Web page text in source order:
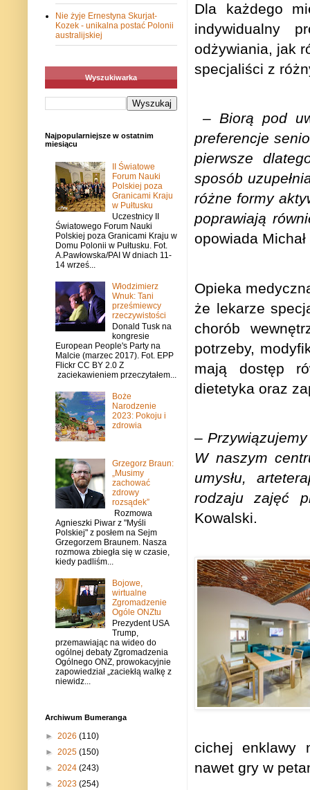
Dla każdego
indywidualny
odżywiania, jak
specjaliści z
– Biorą pod
preferencje
pierwsze
sposób
różne formy
poprawiają
opowiada
Opieka
że lekarze
chorób
potrzeby,
mają dostęp
dietetyka oraz
–
W naszym
umysłu,
rodzaju zajęć
Kowalski.
cichej enklawy
nawet gry w
Nie żyje Ernestyna Skurjat-
Kozek - unikalna postać Polonii
australijskiej
Wyszukiwarka
Najpopularniejsze w ostatnim
miesiącu
II Światowe
Forum Nauki
Polskiej poza
Granicami Kraju
w Pułtusku
Uczestnicy II
Światowego Forum Nauki
Polskiej poza Granicami Kraju w
Domu Polonii w Pułtusku. Fot.
A.Pawłowska/PAI W dniach 11-
14 wrześ...
Włodzimierz
Wnuk: Tani
prześmiewcy
rzeczywistości
Donald Tusk na
kongresie
European People's Party na
Malcie (marzec 2017). Fot. EPP
Flickr CC BY 2.0 Z
zaciekawieniem przeczytałem...
Boże
Narodzenie
2023: Pokoju i
zdrowia
Grzegorz Braun:
„Musimy
zachować
zdrowy
rozsądek”
Rozmowa
Agnieszki Piwar z "Myśli
Polskiej" z posłem na Sejm
Grzegorzem Braunem. Nasza
rozmowa zbiegła się w czasie,
kiedy padliśm...
Bojowe,
wirtualne
Zgromadzenie
Ogóle ONZtu
Prezydent USA
Trump,
przemawiając na wideo do
ogólnej debaty Zgromadzenia
Ogólnego ONZ, prowokacyjnie
zapowiedział „zaciekłą walkę z
niewidz...
Archiwum Bumeranga
► 2026 (110)
► 2025 (150)
► 2024 (243)
► 2023 (254)